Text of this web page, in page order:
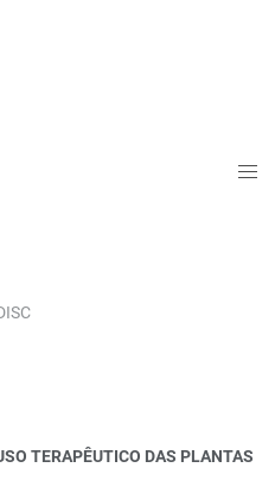
TERAPÊUTICO DAS PLANTAS